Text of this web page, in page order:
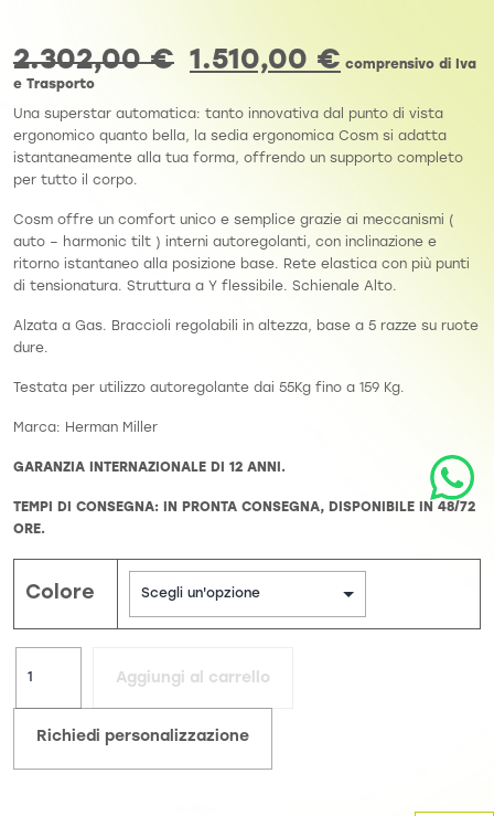
2.302,00€ 1.510,00 € comprensivo di Iva
e Trasporto
Una superstar automatica: tanto innovativa dal punto di vista
ergonomico quanto bella, la sedia ergonomica Cosm si adatta
istantaneamente alla tua forma, offrendo un supporto completo
per tutto il corpo.
Cosm offre un comfort unico e semplice grazie ai meccanismi (
auto – harmonic tilt ) interni autoregolanti, con inclinazione e
ritorno istantaneo alla posizione base. Rete elastica con più punti
di tensionatura. Struttura a Y flessibile. Schienale Alto.
Alzata a Gas. Braccioli regolabili in altezza, base a 5 razze su ruote
dure.
Testata per utilizzo autoregolante dai 55Kg fino a 159 Kg.
Marca: Herman Miller
GARANZIA INTERNAZIONALE DI 12 ANNI.
TEMPI DI CONSEGNA: IN PRONTA CONSEGNA, DISPONIBILE IN 48/72
ORE.
Colore
Aggiungi al carrello
Richiedi personalizzazione